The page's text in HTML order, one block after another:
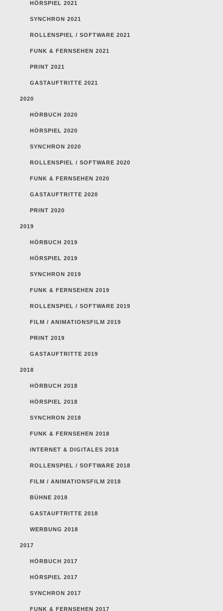
HÖRSPIEL 2021
SYNCHRON 2021
ROLLENSPIEL / SOFTWARE 2021
FUNK & FERNSEHEN 2021
PRINT 2021
GASTAUFTRITTE 2021
2020
HÖRBUCH 2020
HÖRSPIEL 2020
SYNCHRON 2020
ROLLENSPIEL / SOFTWARE 2020
FUNK & FERNSEHEN 2020
GASTAUFTRITTE 2020
PRINT 2020
2019
HÖRBUCH 2019
HÖRSPIEL 2019
SYNCHRON 2019
FUNK & FERNSEHEN 2019
ROLLENSPIEL / SOFTWARE 2019
FILM / ANIMATIONSFILM 2019
PRINT 2019
GASTAUFTRITTE 2019
2018
HÖRBUCH 2018
HÖRSPIEL 2018
SYNCHRON 2018
FUNK & FERNSEHEN 2018
INTERNET & DIGITALES 2018
ROLLENSPIEL / SOFTWARE 2018
FILM / ANIMATIONSFILM 2018
BÜHNE 2018
GASTAUFTRITTE 2018
WERBUNG 2018
2017
HÖRBUCH 2017
HÖRSPIEL 2017
SYNCHRON 2017
FUNK & FERNSEHEN 2017